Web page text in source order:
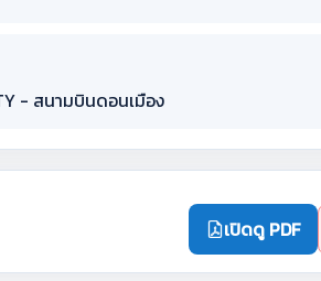
- สนามบินดอนเมือง
เปิดดู PDF